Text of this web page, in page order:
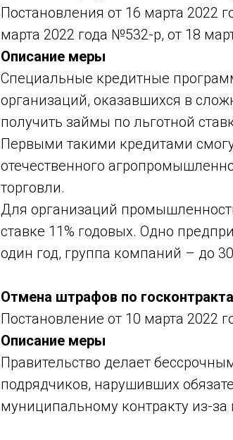
Постановления от 16 марта 2022
марта 2022 года №532-р, от 18
Описание меры
Специальные кредитные
организаций, оказавшихся в
получить займы по льготной
Первыми такими кредитами
отечественного
торговли.
Для организаций
ставке 11% годовых. Одно
один год, группа компаний – до
Отмена штрафов по
Постановление от 10 марта 2022
Описание меры
Правительство делает
подрядчиков, нарушивших
муниципальному контракту из-